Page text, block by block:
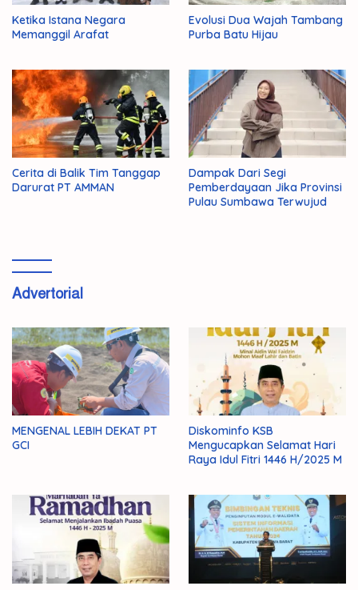
Ketika Istana Negara
Memanggil Arafat
Evolusi Dua Wajah Tambang
Purba Batu Hijau
Cerita di Balik Tim Tanggap
Darurat PT AMMAN
Dampak Dari Segi
Pemberdayaan Jika Provinsi
Pulau Sumbawa Terwujud
Advertorial
MENGENAL LEBIH DEKAT PT
GCI
Diskominfo KSB
Mengucapkan Selamat Hari
Raya Idul Fitri 1446 H/2025 M